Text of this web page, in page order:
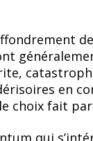
en
choix fait
qui